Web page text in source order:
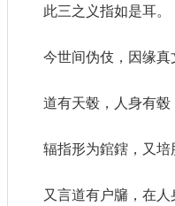
此三之义指如是耳。
今世间伪伎，因缘真
道有天毂，人身有毂
辐指形为錧鎋，又培
又言道有户牖，在